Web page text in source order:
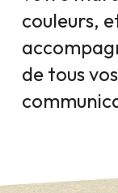
couleurs,
de tous